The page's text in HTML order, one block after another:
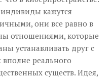
кажутся
они все равно в
отношениями, которые
устанавливать друг с
вполне реального
существ. Идея,